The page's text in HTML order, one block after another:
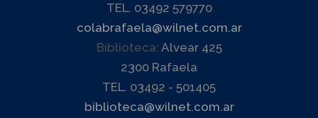
TEL. 03492 579770
colabrafaela@wilnet.com.ar
Biblioteca: Alvear 425
2300 Rafaela
TEL. 03492 - 501405
biblioteca@wilnet.com.ar